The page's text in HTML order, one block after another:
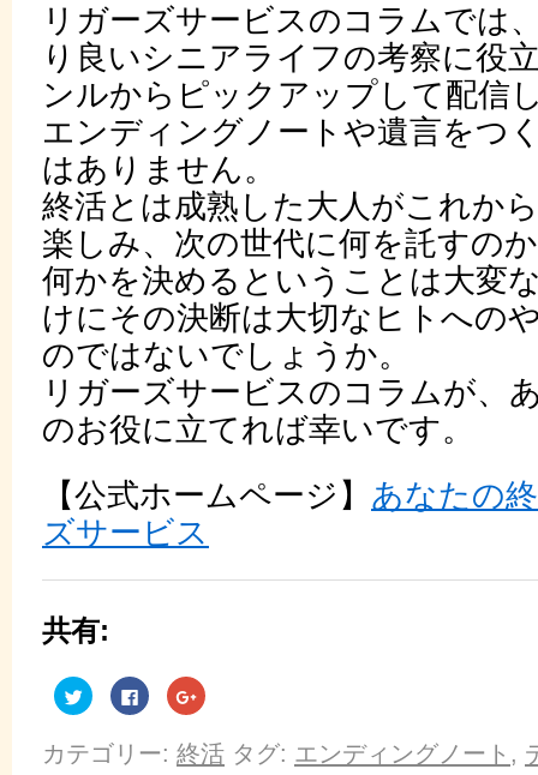
リガーズサービスのコラムでは
り良いシニアライフの考察に役
ンルからピックアップして配信
エンディングノートや遺言をつ
はありません。
終活とは成熟した大人がこれか
楽しみ、次の世代に何を託すの
何かを決めるということは大変
けにその決断は大切なヒトへの
のではないでしょうか。
リガーズサービスのコラムが、
のお役に立てれば幸いです。
【公式ホームページ】 あなたの
ズサービス
共有:
ク
リ
し
て
Facebook
で
す
ク
リ
し
て
カテゴリー: 終活 タグ: エンディングノート ,